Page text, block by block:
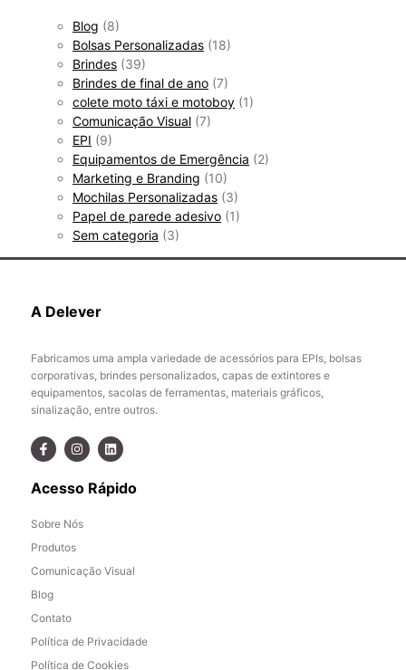
Blog (8)
Bolsas Personalizadas (18)
Brindes (39)
Brindes de final de ano (7)
colete moto táxi e motoboy (1)
Comunicação Visual (7)
EPI (9)
Equipamentos de Emergência (2)
Marketing e Branding (10)
Mochilas Personalizadas (3)
Papel de parede adesivo (1)
Sem categoria (3)
A Delever
Fabricamos uma ampla variedade de acessórios para EPIs, bolsas
corporativas, brindes personalizados, capas de extintores e
equipamentos, sacolas de ferramentas, materiais gráficos,
sinalização, entre outros.
Acesso Rápido
Sobre Nós
Produtos
Comunicação Visual
Blog
Contato
Política de Privacidade
Política de Cookies